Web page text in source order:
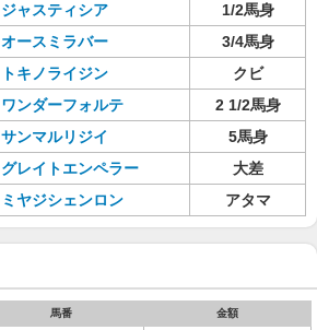
ジャスティシア
1/2馬身
オースミラバー
3/4馬身
トキノライジン
クビ
ワンダーフォルテ
2 1/2馬身
サンマルリジイ
5馬身
グレイトエンペラー
大差
ミヤジシェンロン アタマ
馬番 金額